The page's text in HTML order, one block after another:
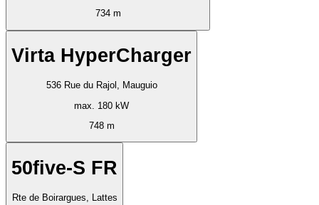
734 m
Virta HyperCharger
536 Rue du Rajol, Mauguio
max. 180 kW
748 m
50five-S FR
Rte de Boirargues, Lattes